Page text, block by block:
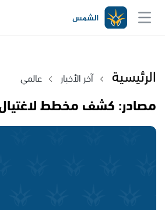
الرئيسية آخر الأخبار عالمي
مصادر: كشف مخطط